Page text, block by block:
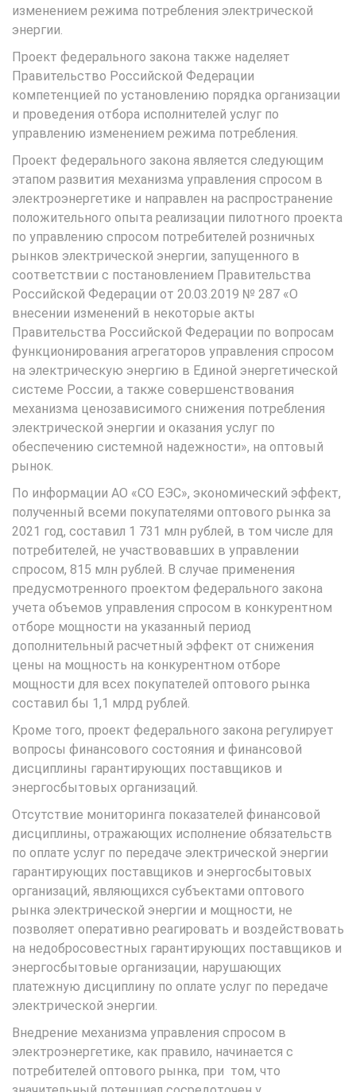
изменением режима потребления электрической
энергии.
Проект федерального закона также наделяет
Правительство Российской Федерации
компетенцией по установлению порядка организации
и проведения отбора исполнителей услуг по
управлению изменением режима потребления.
Проект федерального закона является следующим
этапом развития механизма управления спросом в
электроэнергетике и направлен на распространение
положительного опыта реализации пилотного проекта
по управлению спросом потребителей розничных
рынков электрической энергии, запущенного в
соответствии с постановлением Правительства
Российской Федерации от 20.03.2019 № 287 «О
внесении изменений в некоторые акты
Правительства Российской Федерации по вопросам
функционирования агрегаторов управления спросом
на электрическую энергию в Единой энергетической
системе России, а также совершенствования
механизма ценозависимого снижения потребления
электрической энергии и оказания услуг по
обеспечению системной надежности», на оптовый
рынок.
По информации АО «СО ЕЭС», экономический эффект,
полученный всеми покупателями оптового рынка за
2021 год, составил 1 731 млн рублей, в том числе для
потребителей, не участвовавших в управлении
спросом, 815 млн рублей. В случае применения
предусмотренного проектом федерального закона
учета объемов управления спросом в конкурентном
отборе мощности на указанный период
дополнительный расчетный эффект от снижения
цены на мощность на конкурентном отборе
мощности для всех покупателей оптового рынка
составил бы 1,1 млрд рублей.
Кроме того, проект федерального закона регулирует
вопросы финансового состояния и финансовой
дисциплины гарантирующих поставщиков и
энергосбытовых организаций.
Отсутствие мониторинга показателей финансовой
дисциплины, отражающих исполнение обязательств
по оплате услуг по передаче электрической энергии
гарантирующих поставщиков и энергосбытовых
организаций, являющихся субъектами оптового
рынка электрической энергии и мощности, не
позволяет оперативно реагировать и воздействовать
на недобросовестных гарантирующих поставщиков и
энергосбытовые организации, нарушающих
платежную дисциплину по оплате услуг по передаче
электрической энергии.
Внедрение механизма управления спросом в
электроэнергетике, как правило, начинается с
потребителей оптового рынка, при том, что